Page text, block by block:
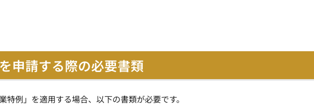
申請する際の必要書類
特例」を適用する場合、以下の書類が必要です。